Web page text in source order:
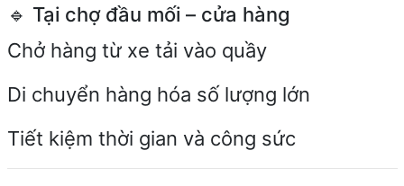
🔹 Tại chợ đầu mối – cửa hàng
Chở hàng từ xe tải vào quầy
Di chuyển hàng hóa số lượng lớn
Tiết kiệm thời gian và công sức